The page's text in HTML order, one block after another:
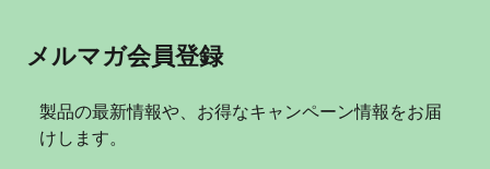
メルマガ会員登録
製品の最新情報や、お得なキャンペーン情報をお届
けします。